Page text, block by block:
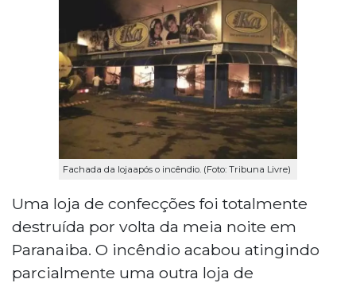
Fachada da lojaapós o incêndio. (Foto: Tribuna Livre)
Uma loja de confecções foi totalmente
destruída por volta da meia noite em
Paranaiba. O incêndio acabou atingindo
parcialmente uma outra loja de